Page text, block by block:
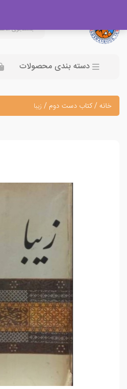
دسته بندی محصولات
خانه /کتاب دست دوم / زیبا